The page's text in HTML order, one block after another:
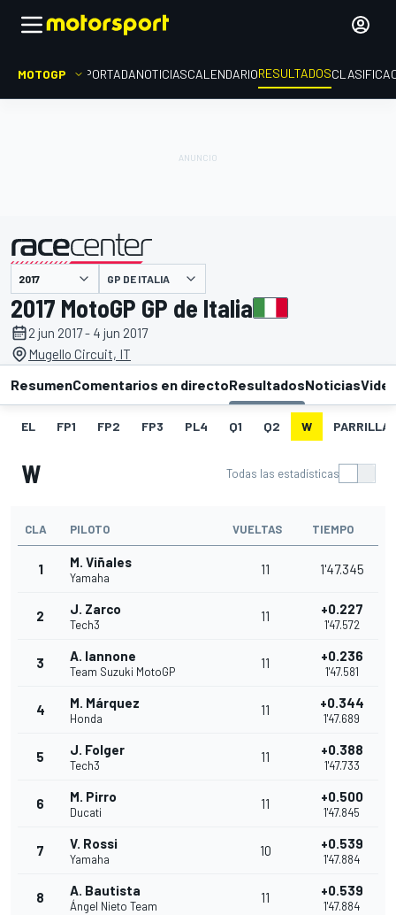
MOTOGP PORTADANOTICIASCALENDARIORESULTADOS
presentado por GP DE ITALIA
2017 MotoGP GP de Italia
2 jun 2017 - 4 jun 2017
Mugello Circuit, IT
ResumenComentarios en directoResultadosNoticias
EL FP1 FP2 FP3 PL4 Q1 Q2 W PARRILLA
W Todas las estadísticas
CLA PILOTO VUELTAS TIEMPO
1 M. Viñales
Yamaha
11 1'47.345
2 J. Zarco
Tech3
11 +0.227
1'47.572
3 A. Iannone
Team Suzuki MotoGP
11 +0.236
1'47.581
4 M. Márquez
Honda
11 +0.344
1'47.689
5 J. Folger
Tech3
11 +0.388
1'47.733
6 M. Pirro
Ducati
11 +0.500
1'47.845
7 V. Rossi
Yamaha
10 +0.539
1'47.884
8 A. Bautista
Ángel Nieto Team
11 +0.539
1'47.884